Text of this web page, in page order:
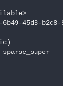
6b49-45d3-b2c8-